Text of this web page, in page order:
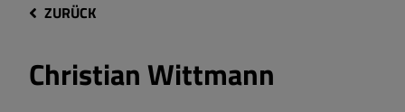
ZURÜCK
Christian Wittmann